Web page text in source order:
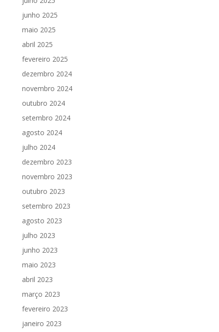
junho 2025
maio 2025
abril 2025
fevereiro 2025
dezembro 2024
novembro 2024
outubro 2024
setembro 2024
agosto 2024
julho 2024
dezembro 2023
novembro 2023
outubro 2023
setembro 2023
agosto 2023
julho 2023
junho 2023
maio 2023
abril 2023
março 2023
fevereiro 2023
janeiro 2023